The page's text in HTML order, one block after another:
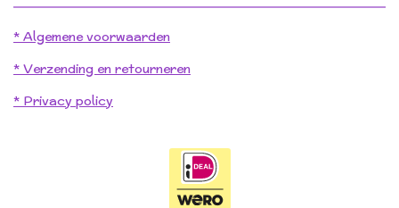
* Algemene voorwaarden
* Verzending en retourneren
* Privacy policy